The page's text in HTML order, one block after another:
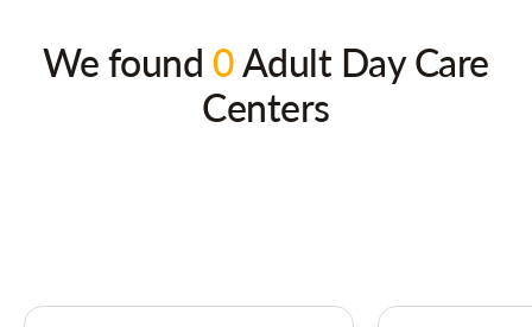
We found 0Adult Day Care
Centers